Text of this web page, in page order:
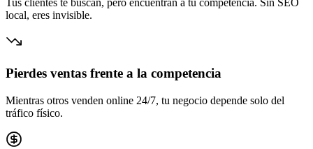
Tus clientes te buscan, pero encuentran a tu competencia. Sin SEO
local, eres invisible.
Pierdes ventas frente a la competencia
Mientras otros venden online 24/7, tu negocio depende solo del
tráfico físico.